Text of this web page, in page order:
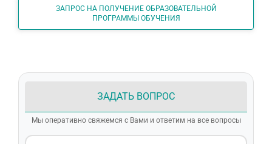
ЗАПРОС НА ПОЛУЧЕНИЕ ОБРАЗОВАТЕЛЬНОЙ
ПРОГРАММЫ ОБУЧЕНИЯ
ЗАДАТЬ ВОПРОС
Мы оперативно свяжемся с Вами и ответим на все вопросы